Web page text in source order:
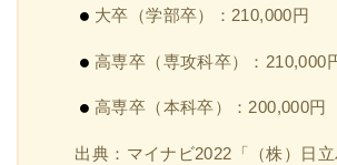
大卒（学部卒）：210,000円
高専卒（専攻科卒）：210,000
高専卒（本科卒）：200,000円
出典：マイナビ2022「（株）日